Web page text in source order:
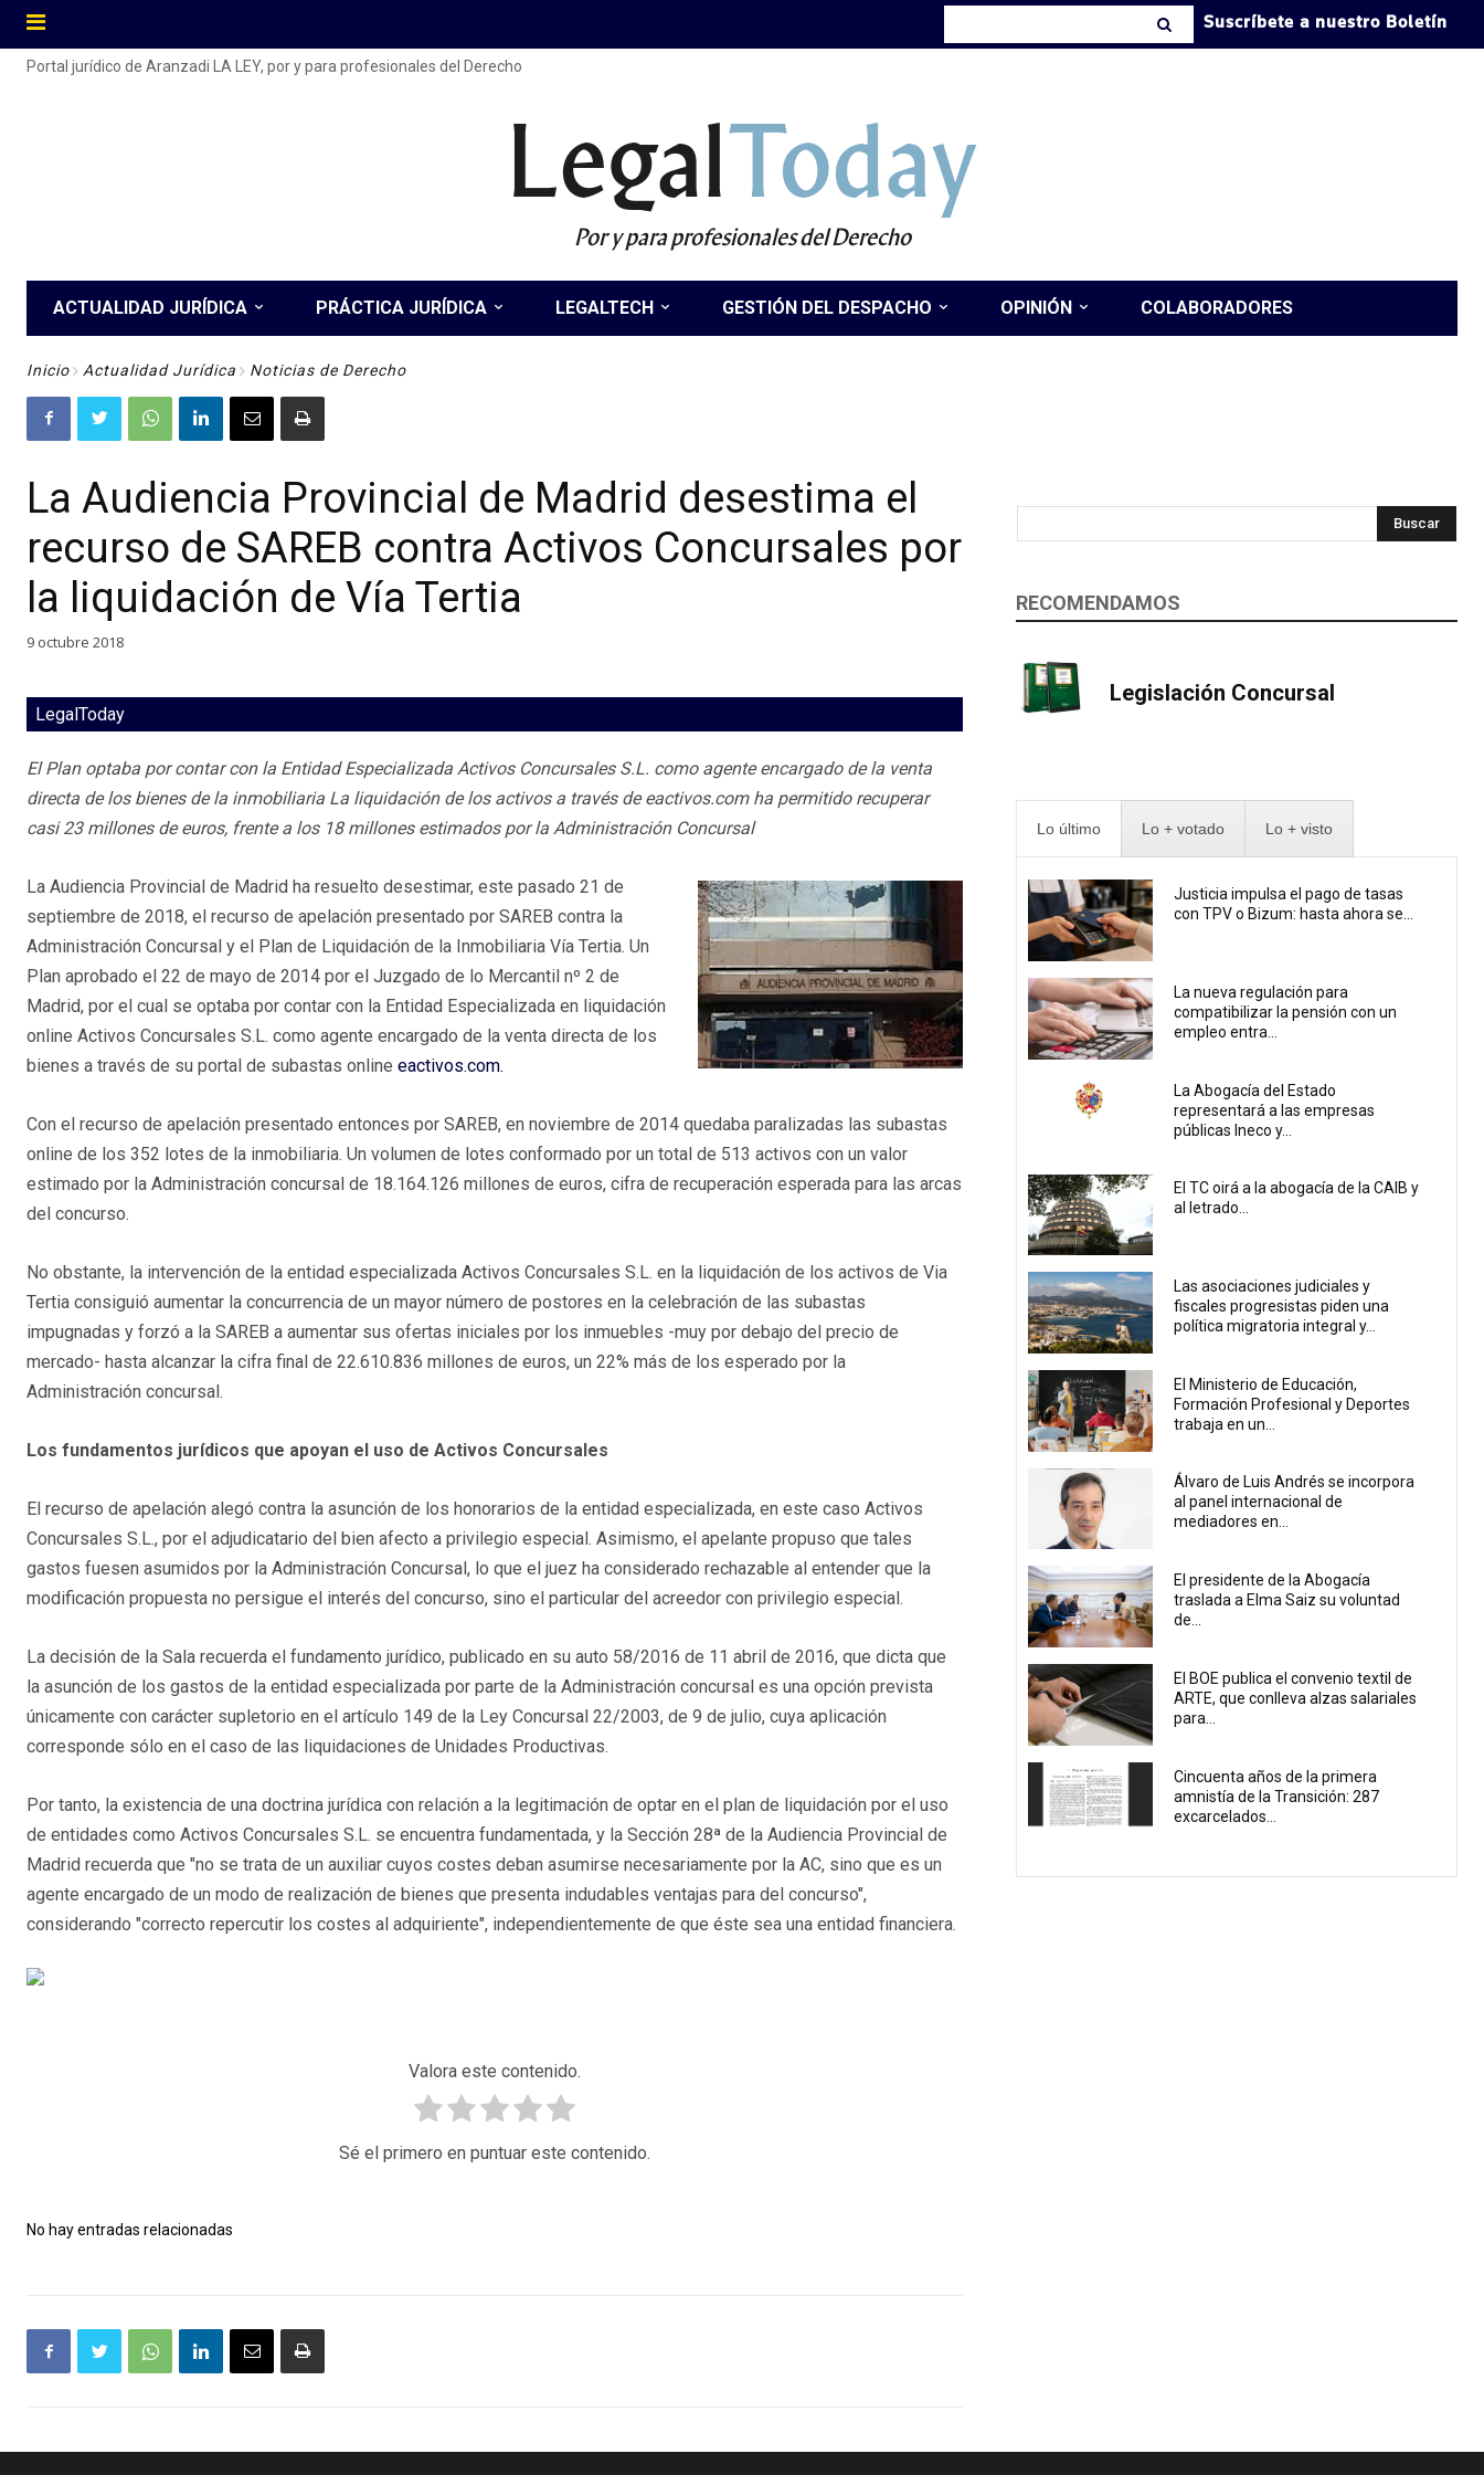
Suscríbete a nuestro Boletín
Portal jurídico de Aranzadi LA LEY, por y para profesionales del Derecho
LegalToday
Por y para profesionales del Derecho
ACTUALIDAD JURÍDICA PRÁCTICA JURÍDICA LEGALTECH GESTIÓN DEL DESPACHO OPINIÓN COLABORADORES
Inicio Actualidad Jurídica Noticias de Derecho
La Audiencia Provincial de Madrid desestima el
recurso de SAREB contra Activos Concursales por
la liquidación de Vía Tertia
9 octubre 2018
LegalToday
El Plan optaba por contar con la Entidad Especializada Activos Concursales S.L. como agente encargado de la venta
directa de los bienes de la inmobiliaria La liquidación de los activos a través de eactivos.com ha permitido recuperar
casi 23 millones de euros, frente a los 18 millones estimados por la Administración Concursal
La Audiencia Provincial de Madrid ha resuelto desestimar, este pasado 21 de
septiembre de 2018, el recurso de apelación presentado por SAREB contra la
Administración Concursal y el Plan de Liquidación de la Inmobiliaria Vía Tertia. Un
Plan aprobado el 22 de mayo de 2014 por el Juzgado de lo Mercantil nº 2 de
Madrid, por el cual se optaba por contar con la Entidad Especializada en liquidación
online Activos Concursales S.L. como agente encargado de la venta directa de los
bienes a través de su portal de subastas online eactivos.com.
Con el recurso de apelación presentado entonces por SAREB, en noviembre de 2014 quedaba paralizadas las subastas
online de los 352 lotes de la inmobiliaria. Un volumen de lotes conformado por un total de 513 activos con un valor
estimado por la Administración concursal de 18.164.126 millones de euros, cifra de recuperación esperada para las arcas
del concurso.
No obstante, la intervención de la entidad especializada Activos Concursales S.L. en la liquidación de los activos de Via
Tertia consiguió aumentar la concurrencia de un mayor número de postores en la celebración de las subastas
impugnadas y forzó a la SAREB a aumentar sus ofertas iniciales por los inmuebles -muy por debajo del precio de
mercado- hasta alcanzar la cifra final de 22.610.836 millones de euros, un 22% más de los esperado por la
Administración concursal.
Los fundamentos jurídicos que apoyan el uso de Activos Concursales
El recurso de apelación alegó contra la asunción de los honorarios de la entidad especializada, en este caso Activos
Concursales S.L., por el adjudicatario del bien afecto a privilegio especial. Asimismo, el apelante propuso que tales
gastos fuesen asumidos por la Administración Concursal, lo que el juez ha considerado rechazable al entender que la
modificación propuesta no persigue el interés del concurso, sino el particular del acreedor con privilegio especial.
La decisión de la Sala recuerda el fundamento jurídico, publicado en su auto 58/2016 de 11 abril de 2016, que dicta que
la asunción de los gastos de la entidad especializada por parte de la Administración concursal es una opción prevista
únicamente con carácter supletorio en el artículo 149 de la Ley Concursal 22/2003, de 9 de julio, cuya aplicación
corresponde sólo en el caso de las liquidaciones de Unidades Productivas.
Por tanto, la existencia de una doctrina jurídica con relación a la legitimación de optar en el plan de liquidación por el uso
de entidades como Activos Concursales S.L. se encuentra fundamentada, y la Sección 28ª de la Audiencia Provincial de
Madrid recuerda que "no se trata de un auxiliar cuyos costes deban asumirse necesariamente por la AC, sino que es un
agente encargado de un modo de realización de bienes que presenta indudables ventajas para del concurso",
considerando "correcto repercutir los costes al adquiriente", independientemente de que éste sea una entidad financiera.
Valora este contenido.
Sé el primero en puntuar este contenido.
No hay entradas relacionadas
Buscar
RECOMENDAMOS
Legislación Concursal
Lo último Lo + votado Lo + visto
Justicia impulsa el pago de tasas
con TPV o Bizum: hasta ahora se...
La nueva regulación para
compatibilizar la pensión con un
empleo entra...
La Abogacía del Estado
representará a las empresas
públicas Ineco y...
El TC oirá a la abogacía de la CAIB y
al letrado...
Las asociaciones judiciales y
fiscales progresistas piden una
política migratoria integral y...
El Ministerio de Educación,
Formación Profesional y Deportes
trabaja en un...
Álvaro de Luis Andrés se incorpora
al panel internacional de
mediadores en...
El presidente de la Abogacía
traslada a Elma Saiz su voluntad
de...
El BOE publica el convenio textil de
ARTE, que conlleva alzas salariales
para...
Cincuenta años de la primera
amnistía de la Transición: 287
excarcelados...